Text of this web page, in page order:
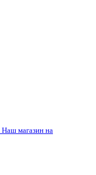
Наш магазин на